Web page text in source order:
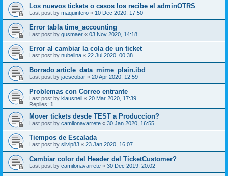
Los nuevos tickets o casos los recibe el adminOTRS
Last post by maquintero « 10 Dec 2020, 17:50
Error tabla time_accounting
Last post by gusmaer « 03 Nov 2020, 14:18
Error al cambiar la cola de un ticket
Last post by nubelina « 22 Jul 2020, 00:38
Borrado article_data_mime_plain.ibd
Last post by jaescobar « 20 Apr 2020, 12:59
Problemas con Correo entrante
Last post by klausneil « 20 Mar 2020, 17:39
Replies: 1
Mover tickets desde TEST a Produccion?
Last post by camilonavarrete « 30 Jan 2020, 16:55
Tiempos de Escalada
Last post by silvip83 « 23 Jan 2020, 16:07
Cambiar color del Header del TicketCustomer?
Last post by camilonavarrete « 30 Dec 2019, 20:02